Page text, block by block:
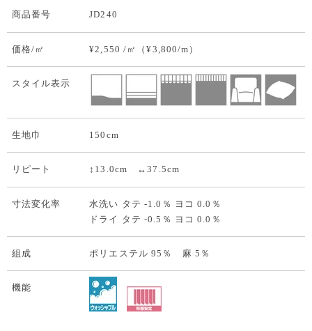
商品番号 JD240
価格/㎡ ¥2,550 /㎡（¥3,800/m）
スタイル表示
生地巾 150cm
リピート ↕13.0cm ↔37.5cm
寸法変化率
水洗い タテ -1.0％ ヨコ 0.0％
ドライ タテ -0.5％ ヨコ 0.0％
組成 ポリエステル 95％ 麻 5％
機能